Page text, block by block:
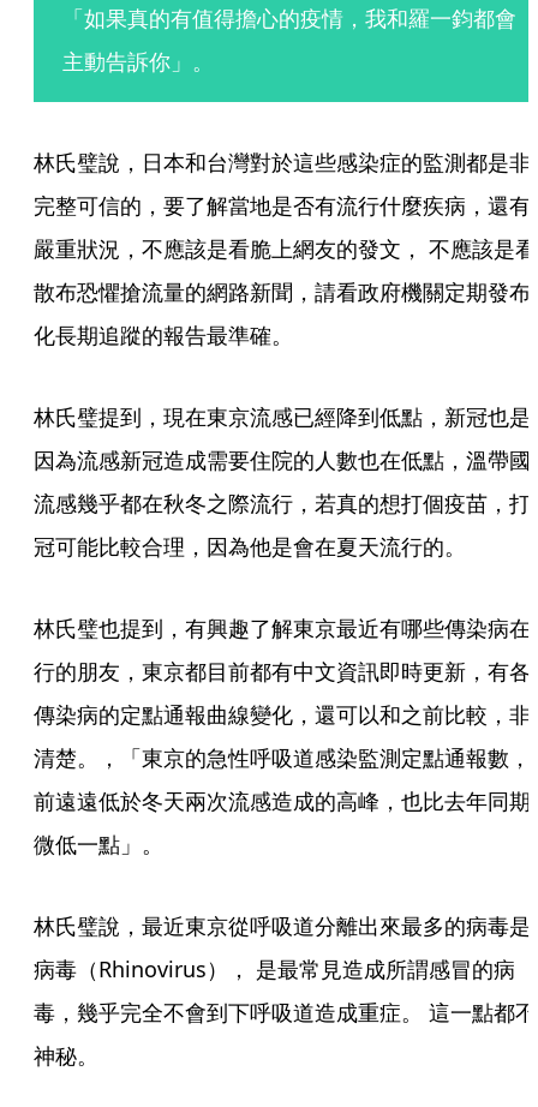
「如果真的有值得擔心的疫情，我和羅一鈞都會
主動告訴你」。
林氏璧說，日本和台灣對於這些感染症的監測都是非
完整可信的，要了解當地是否有流行什麼疾病，還有
嚴重狀況，不應該是看脆上網友的發文， 不應該是看
散布恐懼搶流量的網路新聞，請看政府機關定期發布
化長期追蹤的報告最準確。
林氏璧提到，現在東京流感已經降到低點，新冠也是
因為流感新冠造成需要住院的人數也在低點，溫帶國
流感幾乎都在秋冬之際流行，若真的想打個疫苗，打
冠可能比較合理，因為他是會在夏天流行的。
林氏璧也提到，有興趣了解東京最近有哪些傳染病在
行的朋友，東京都目前都有中文資訊即時更新，有各
傳染病的定點通報曲線變化，還可以和之前比較，非
清楚。，「東京的急性呼吸道感染監測定點通報數，
前遠遠低於冬天兩次流感造成的高峰，也比去年同期
微低一點」。
林氏璧說，最近東京從呼吸道分離出來最多的病毒是
病毒（Rhinovirus）， 是最常見造成所謂感冒的病
毒，幾乎完全不會到下呼吸道造成重症。 這一點都不
神秘。